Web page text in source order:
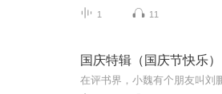
1 11
国庆特辑（国庆节快乐）